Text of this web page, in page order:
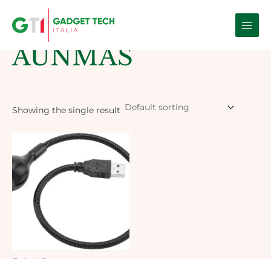
Main
Home / Products tagged “AUNMAS”
AUNMAS
Showing the single result